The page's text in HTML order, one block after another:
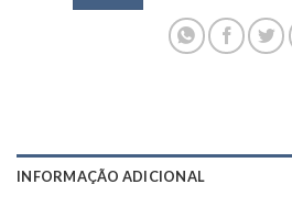
INFORMAÇÃO ADICIONAL